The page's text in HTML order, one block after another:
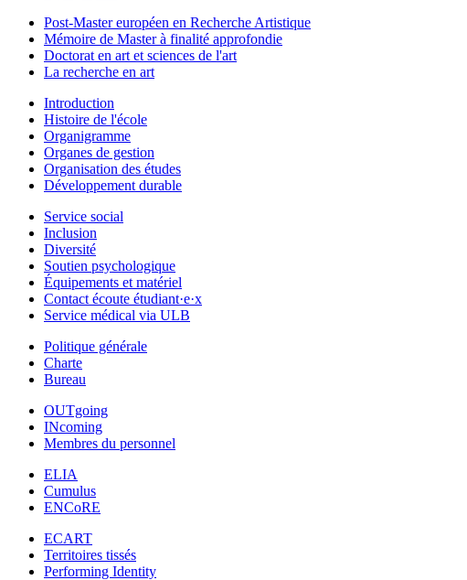
Post-Master européen en Recherche Artistique
Mémoire de Master à finalité approfondie
Doctorat en art et sciences de l'art
La recherche en art
Introduction
Histoire de l'école
Organigramme
Organes de gestion
Organisation des études
Développement durable
Service social
Inclusion
Diversité
Soutien psychologique
Équipements et matériel
Contact écoute étudiant·e·x
Service médical via ULB
Politique générale
Charte
Bureau
OUTgoing
INcoming
Membres du personnel
ELIA
Cumulus
ENCoRE
ECART
Territoires tissés
Performing Identity